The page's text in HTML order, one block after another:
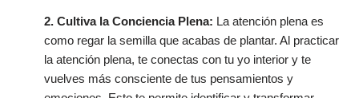
2. Cultiva la Conciencia Plena: La atención plena es
como regar la semilla que acabas de plantar. Al practicar
la atención plena, te conectas con tu yo interior y te
vuelves más consciente de tus pensamientos y